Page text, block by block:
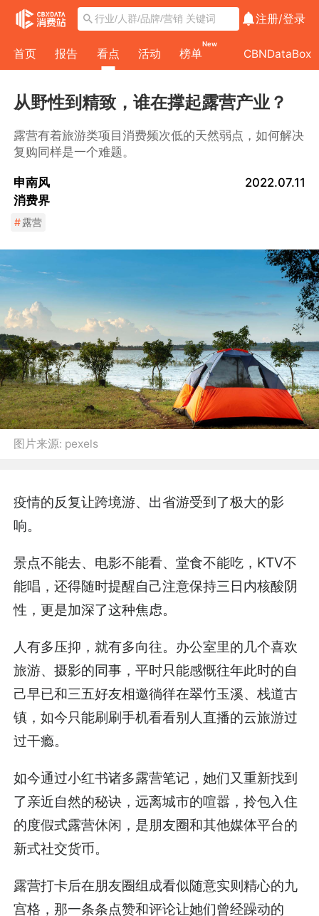
注册/登录
首页 报告 看点 活动 榜单
New
CBNDataBox
从野性到精致，谁在撑起露营产业？
露营有着旅游类项目消费频次低的天然弱点，如何解决
复购同样是一个难题。
申南风
消费界
2022.07.11
#露营
图片来源: pexels
疫情的反复让跨境游、出省游受到了极大的影
响。
景点不能去、电影不能看、堂食不能吃，KTV不
能唱，还得随时提醒自己注意保持三日内核酸阴
性，更是加深了这种焦虑。
人有多压抑，就有多向往。办公室里的几个喜欢
旅游、摄影的同事，平时只能感慨往年此时的自
己早已和三五好友相邀徜徉在翠竹玉溪、栈道古
镇，如今只能刷刷手机看看别人直播的云旅游过
过干瘾。
如今通过小红书诸多露营笔记，她们又重新找到
了亲近自然的秘诀，远离城市的喧嚣，拎包入住
的度假式露营休闲，是朋友圈和其他媒体平台的
新式社交货币。
露营打卡后在朋友圈组成看似随意实则精心的九
宫格，那一条条点赞和评论让她们曾经躁动的